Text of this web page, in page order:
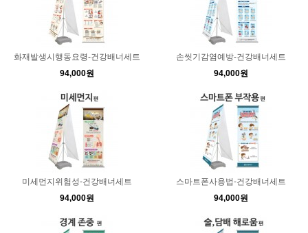
화재발생시행동요령-건강배너세트
94,000원
손씻기감염예방-건강배너세트
94,000원
미세먼지위험성-건강배너세트
94,000원
스마트폰사용법-건강배너세트
94,000원